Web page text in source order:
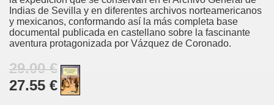
Indias de Sevilla y en diferentes archivos norteamericanos
y mexicanos, conformando así la más completa base
documental publicada en castellano sobre la fascinante
aventura protagonizada por Vázquez de Coronado.
29.00 €
27.55 €